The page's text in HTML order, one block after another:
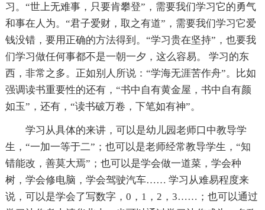
习。“世上无难事，只要肯攀登”，需要我们学习它的勇气
和事在人为。“君子爱财，取之有道”，需要我们学习它爱
钱没错，要用正确的方法得到。“学习贵在坚持”，也要我
们学习做任何事都不是一朝一夕，这么容易。 学习的东
西，非常之多。正如别人所说：“学海无涯苦作舟”。比如
强调读书重要性的还有，“书中自有黄金屋，书中自有颜
如玉”，还有，“读书破万卷，下笔如有神”。
学习从具体的来讲，可以是幼儿园老师口中教导学
生，“一加一等于二”；也可以是老师经常教导学生，“知
错能改，善莫大焉”；也可以是学会做一道菜，学会种
树，学会修电脑，学会驾驶汽车…… 学习从难易程度来
说，可以是学会了写数字，0，1，2，3……；也可以通过